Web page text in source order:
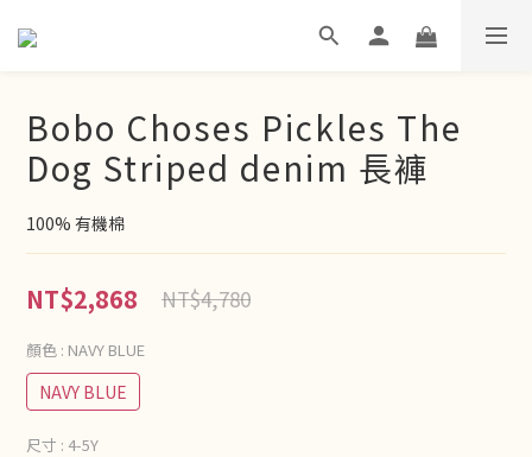
Bobo Choses Pickles The
Dog Striped denim 長褲
100% 有機棉
NT$2,868 NT$4,780
顏色 : NAVY BLUE
NAVY BLUE
尺寸 : 4-5Y